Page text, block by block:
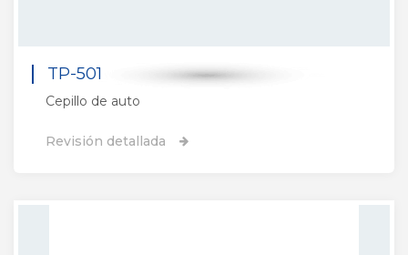
TP-501
Cepillo de auto
Revisión detallada